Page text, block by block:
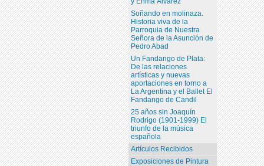
Soñando en molinaza.
Historia viva de la
Parroquia de Nuestra
Señora de la Asunción de
Pedro Abad
Un Fandango de Plata:
De las relaciones
artísticas y nuevas
aportaciones en torno a
La Argentina y el Ballet El
Fandango de Candil
25 años sin Joaquín
Rodrigo (1901-1999) El
triunfo de la música
española
Artículos Recibidos
Exposiciones de Pintura